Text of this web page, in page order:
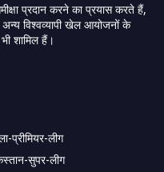
प्रदान करने का प्रयास करते हैं,
विश्वव्यापी खेल आयोजनों के
शामिल हैं।
प्रीमियर-लीग
सुपर-लीग